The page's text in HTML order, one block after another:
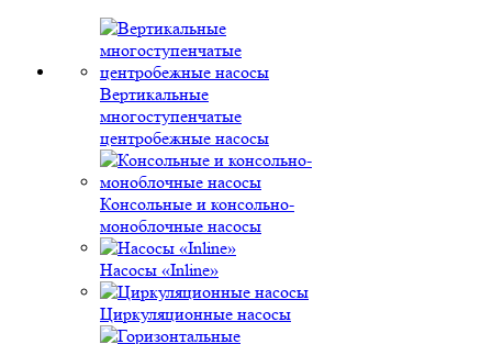
Вертикальные
многоступенчатые
центробежные насосы
Консольные и консольно-
моноблочные насосы
Насосы «Inline»
Циркуляционные насосы